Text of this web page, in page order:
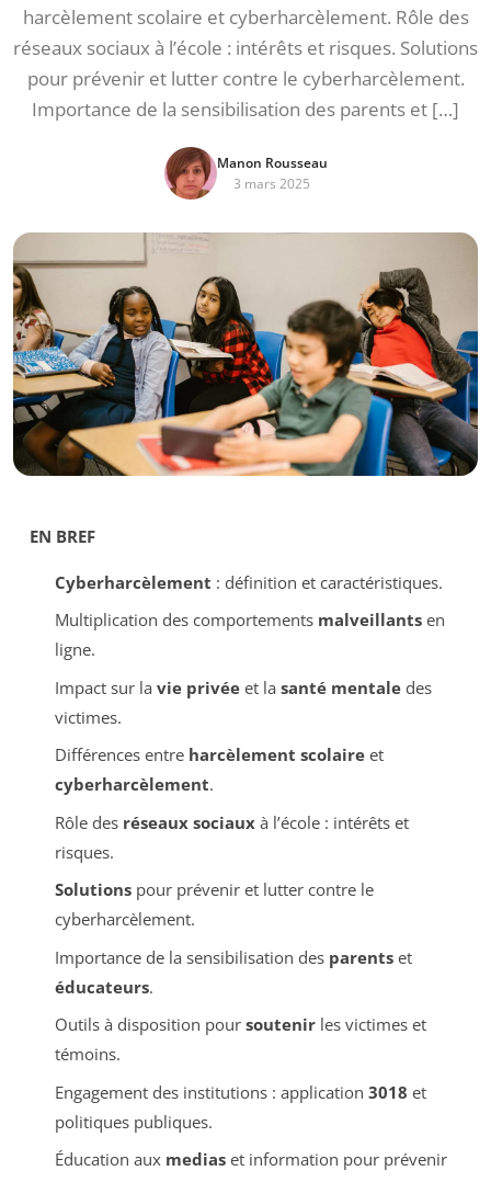
harcèlement scolaire et cyberharcèlement. Rôle des
réseaux sociaux à l’école : intérêts et risques. Solutions
pour prévenir et lutter contre le cyberharcèlement.
Importance de la sensibilisation des parents et […]
Manon Rousseau
3 mars 2025
EN BREF
Cyberharcèlement : définition et caractéristiques.
Multiplication des comportements malveillantsen
ligne.
Impact sur la vie privéeet la santé mentaledes
victimes.
Différences entre harcèlement scolaireet
cyberharcèlement.
Rôle des réseaux sociauxà l’école : intérêts et
risques.
Solutionspour prévenir et lutter contre le
cyberharcèlement.
Importance de la sensibilisation des parentset
éducateurs.
Outils à disposition pour soutenirles victimes et
témoins.
Engagement des institutions : application 3018 et
politiques publiques.
Éducation aux mediaset information pour prévenir